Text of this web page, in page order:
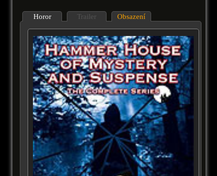
Horor Trailer Obsazení